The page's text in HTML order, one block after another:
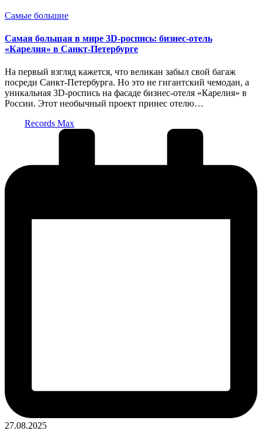
Опубликовано
Самые большие
Самая большая в мире 3D-роспись: бизнес-отель
«Карелия» в Санкт-Петербурге
На первый взгляд кажется, что великан забыл свой багаж
посреди Санкт-Петербурга. Но это не гигантский чемодан, а
уникальная 3D-роспись на фасаде бизнес-отеля «Карелия» в
России. Этот необычный проект принес отелю…
Records Max
27.08.2025